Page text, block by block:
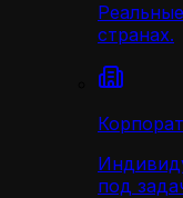
странах.
под